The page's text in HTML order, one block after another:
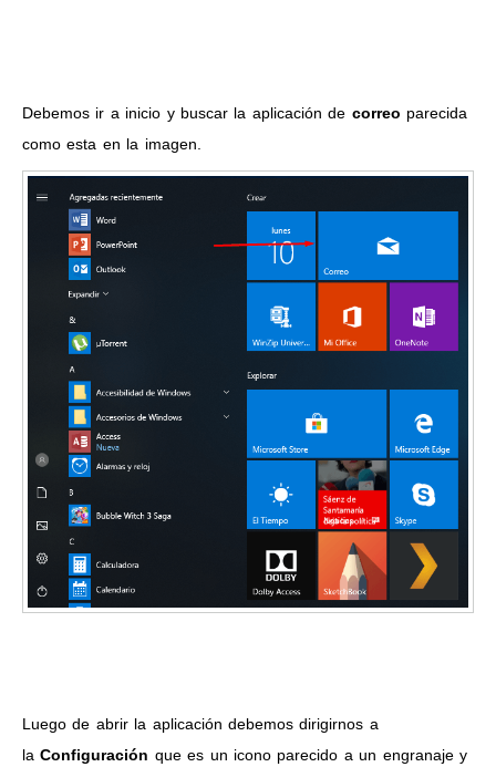
Debemos ir a inicio y buscar la aplicación de correo parecida
como esta en la imagen.
Luego de abrir la aplicación debemos dirigirnos a
laConfiguración que es un icono parecido a un engranaje y